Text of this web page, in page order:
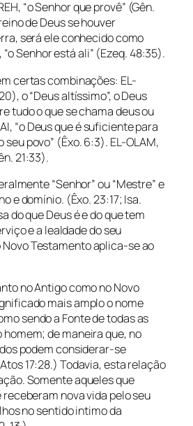
“o Senhor que provê” (Gên.
de Deus se houver
será ele conhecido como
“o Senhor está ali” (Ezeq. 48:35).
certas combinações: EL-
o “Deus altíssimo”, o Deus
tudo o que se chama deus ou
“o Deus que é suficiente para
povo” (Êxo. 6:3). EL-OLAM,
21:33).
“Senhor” ou “Mestre” e
e domínio. (Êxo. 23:17; Isa.
do que Deus é e do que tem
e a lealdade do seu
Novo Testamento aplica-se ao
no Antigo como no Novo
mais amplo o nome
sendo a Fonte de todas as
de maneira que, no
podem considerar-se
17:28.) Todavia, esta relação
Somente aqueles que
nova vida pelo seu
no sentido intimo da